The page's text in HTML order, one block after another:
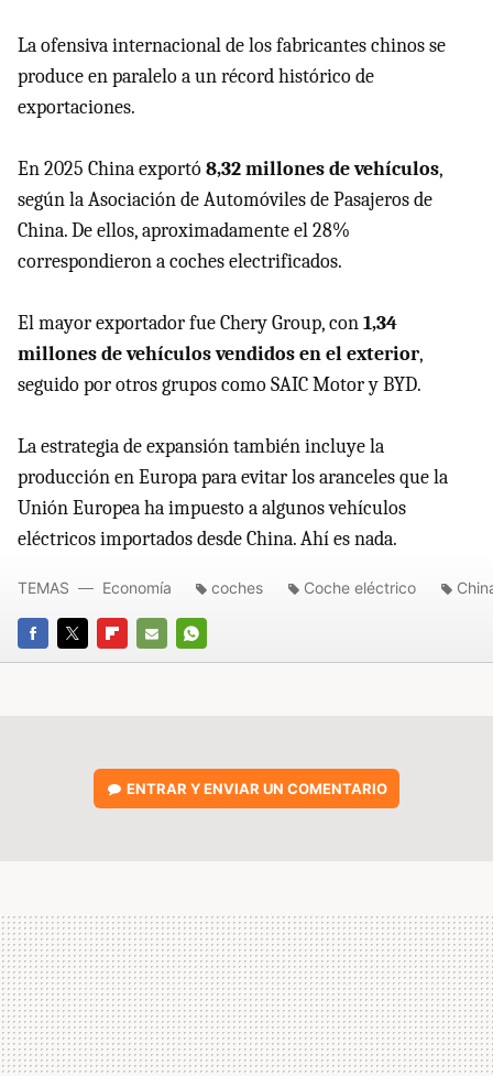
La ofensiva internacional de los fabricantes chinos se
produce en paralelo a un récord histórico de
exportaciones.
En 2025 China exportó8,32 millones de vehículos,
según la Asociación de Automóviles de Pasajeros de
China. De ellos, aproximadamente el 28%
correspondieron a coches electrificados.
El mayor exportador fue Chery Group, con1,34
millones de vehículos vendidos en el exterior,
seguido por otros grupos como SAIC Motor y BYD.
La estrategia de expansión también incluye la
producción en Europa para evitar los aranceles que la
Unión Europea ha impuesto a algunos vehículos
eléctricos importados desde China. Ahí es nada.
FACEBOOK
TWITTERFLIPBOARD
E-
WHATSAPP
TEMAS Economía coches Coche eléctrico
ENTRAR Y ENVIAR UN COMENTARIO